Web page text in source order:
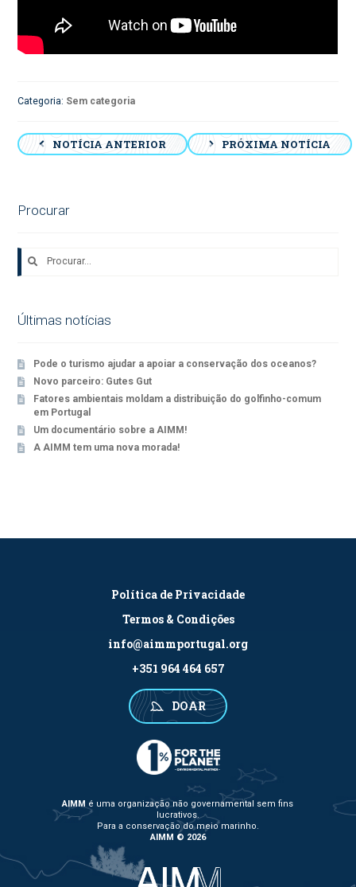
Categoria: Sem categoria
Navegação
artigos
NOTÍCIA ANTERIOR PRÓXIMA NOTÍCIA
Procurar
Pesquisar
Últimas notícias
Pode o turismo ajudar a apoiar a conservação dos oceanos?
Novo parceiro: Gutes Gut
Fatores ambientais moldam a distribuição do golfinho-comum
em Portugal
Um documentário sobre a AIMM!
A AIMM tem uma nova morada!
AIMM é uma organização não governamental sem fins
lucrativos.
Para a conservação do meio marinho.
AIMM © 2026
Política de Privacidade
Termos & Condições
info@aimmportugal.org
+351 964 464 657
DOAR